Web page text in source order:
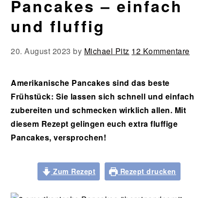
Pancakes – einfach
und fluffig
20. August 2023 by Michael Pitz 12 Kommentare
Amerikanische Pancakes sind das beste
Frühstück: Sie lassen sich schnell und einfach
zubereiten und schmecken wirklich allen. Mit
diesem Rezept gelingen euch extra fluffige
Pancakes, versprochen!
Zum Rezept Rezept drucken